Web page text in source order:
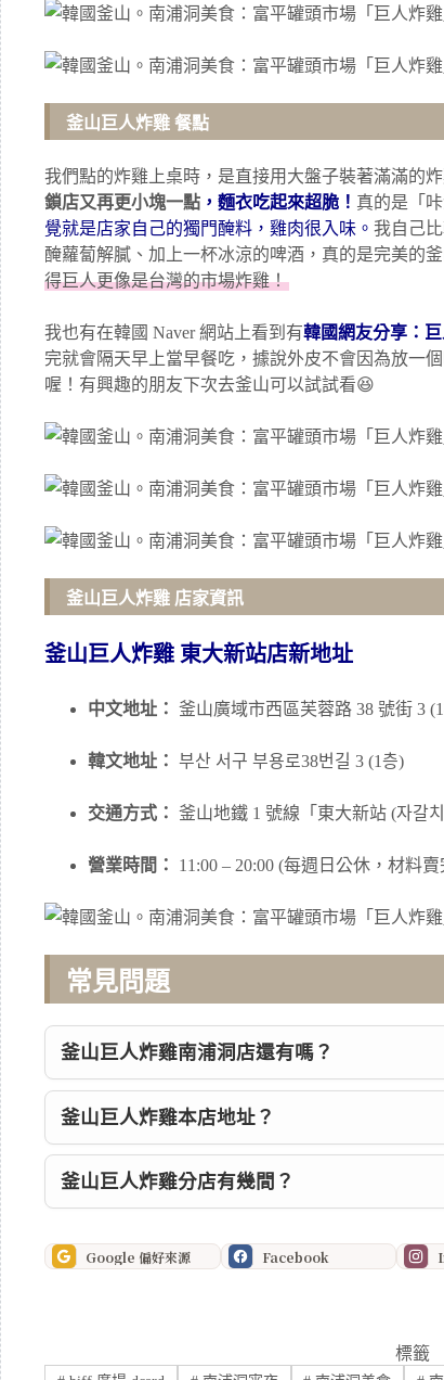
釜山巨人炸雞 餐點
我們點的炸雞上桌時，是直接用大盤子裝著滿滿的炸
鎖店又再更小塊一點 ，麵衣吃起來超脆！ 真的是「
覺就是店家自己的獨門醃料，雞肉很入味。 我自己
醃蘿蔔解膩、加上一杯冰涼的啤酒，真的是完美的釜
得巨人更像是台灣的市場炸雞！
我也有在韓國 Naver 網站上看到有韓國網友分享：
完就會隔天早上當早餐吃，據說外皮不會因為放一
喔！有興趣的朋友下次去釜山可以試試看😆
釜山巨人炸雞 店家資訊
釜山巨人炸雞 東大新站店新地址
中文地址： 釜山廣域市西區芙蓉路 38 號街 3
韓文地址： 부산 서구 부용로38번길 3 (1층)
交通方式： 釜山地鐵 1 號線「東大新站 (자갈
營業時間： 11:00 – 20:00 (每週日公休，材料
常見問題
釜山巨人炸雞南浦洞店還有嗎？
釜山巨人炸雞本店地址？
釜山巨人炸雞分店有幾間？
Google 偏好來源 Facebook
標籤